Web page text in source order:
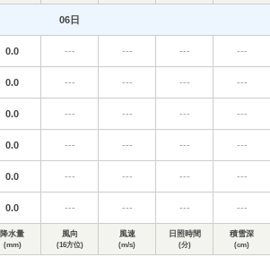
06日
0.0 --- --- --- ---
0.0 --- --- --- ---
0.0 --- --- --- ---
0.0 --- --- --- ---
0.0 --- --- --- ---
0.0 --- --- --- ---
降水量
(mm)
風向
(16方位)
風速
(m/s)
日照時間
(分)
積雪深
(cm)